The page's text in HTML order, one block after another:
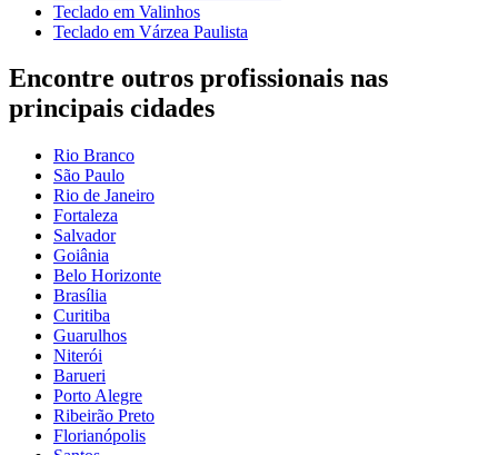
Teclado em Valinhos
Teclado em Várzea Paulista
Encontre outros profissionais nas
principais cidades
Rio Branco
São Paulo
Rio de Janeiro
Fortaleza
Salvador
Goiânia
Belo Horizonte
Brasília
Curitiba
Guarulhos
Niterói
Barueri
Porto Alegre
Ribeirão Preto
Florianópolis